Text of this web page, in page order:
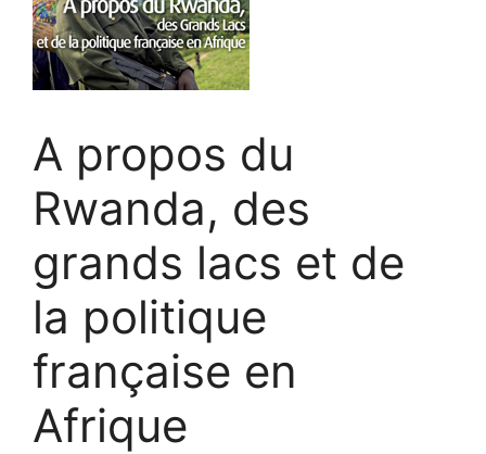
A propos du
Rwanda, des
grands lacs et de
la politique
française en
Afrique